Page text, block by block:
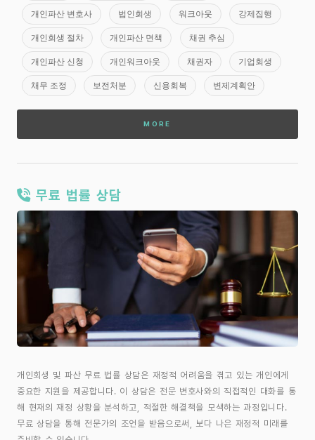
개인파산 변호사
법인회생 워크아웃
강제집행
개인회생 절차
개인파산 면책
채권 추심
개인파산 신청
개인워크아웃 채권자
기업회생
채무 조정
보전처분 신용회복 변제계획안
MORE
무료 법률 상담
개인회생 및 파산 무료 법률 상담은 재정적 어려움을 겪고 있는 개인에게
중요한 지원을 제공합니다. 이 상담은 전문 변호사와의 직접적인 대화를 통
해 현재의 재정 상황을 분석하고, 적절한 해결책을 모색하는 과정입니다.
무료 상담을 통해 전문가의 조언을 받음으로써, 보다 나은 재정적 미래를